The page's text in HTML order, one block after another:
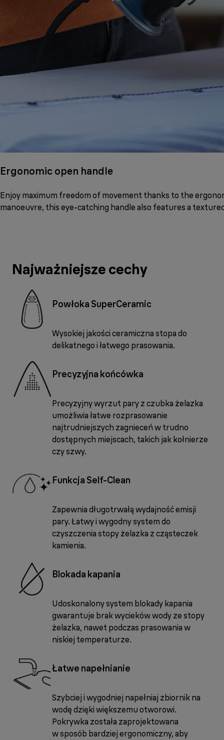
Ergonomic open handle
Enjoy maximum freedom of movement thanks to the
manoeuvre, this eye-catching handle also features a
Najważniejsze cechy
Powłoka SuperCeramic
Wysokiej jakości ceramiczna stopa do
delikatnego i łatwego prasowania.
Precyzyjna końcówka
Precyzyjny wyrzut pary z czubka żelazka
umożliwia łatwe rozprasowanie
najtrudniejszych zagnieceń w trudno
dostępnych miejscach, takich jak kołnierze
czy szwy.
Funkcja Self-Clean
Zapewnia długotrwałą wydajność emisji
pary. Łatwy i wygodny system do
czyszczenia stopy żelazka z cząsteczek
kamienia.
Blokada kapania
Udoskonalony system blokady kapania
gwarantuje brak wycieków wody ze stopy
żelazka, nawet podczas prasowania w
niskiej temperaturze.
Łatwe napełnianie
Szybciej i wygodniej napełniaj zbiornik na
wodę dzięki większemu otworowi.
Pokrywka została zaprojektowana
w sposób bardziej ergonomiczny, aby